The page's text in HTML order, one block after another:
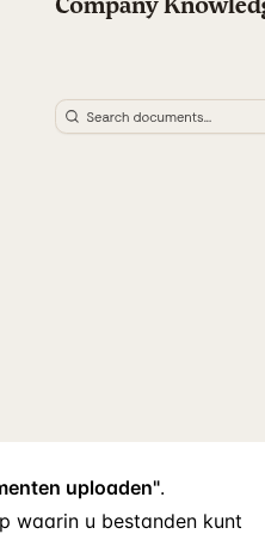
uploaden".
waarin u bestanden kunt